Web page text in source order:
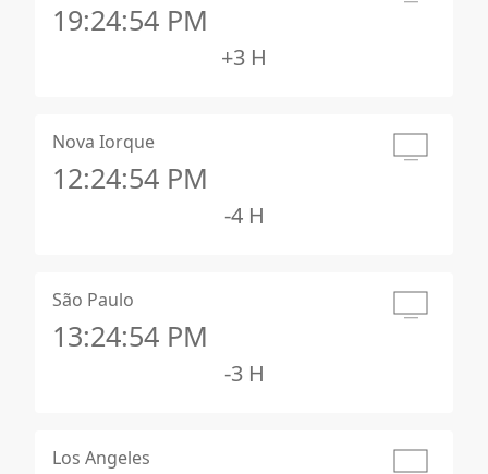
19:24:55 PM
+3 H
Nova Iorque
12:24:55 PM
-4 H
São Paulo
13:24:55 PM
-3 H
Los Angeles